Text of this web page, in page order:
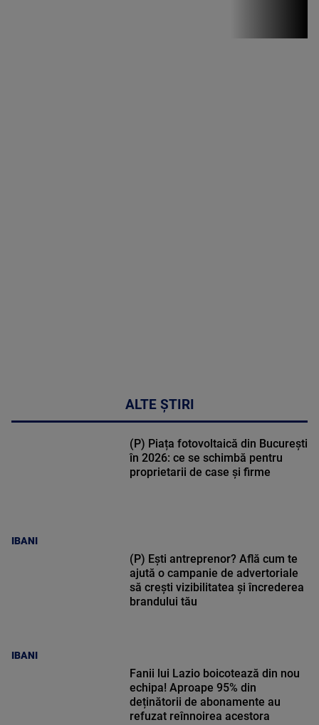
Stirile PRO TV
ALTE ȘTIRI
IBANI
(P) Piața fotovoltaică din București
în 2026: ce se schimbă pentru
proprietarii de case și firme
IBANI
(P) Ești antreprenor? Află cum te
ajută o campanie de advertoriale
să crești vizibilitatea și încrederea
brandului tău
Fanii lui Lazio boicotează din nou
echipa! Aproape 95% din
deținătorii de abonamente au
refuzat reînnoirea acestora